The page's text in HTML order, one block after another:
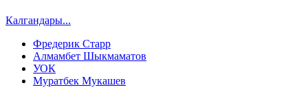
Калгандары...
Фредерик Старр
Алмамбет Шыкмаматов
УОК
Муратбек Мукашев